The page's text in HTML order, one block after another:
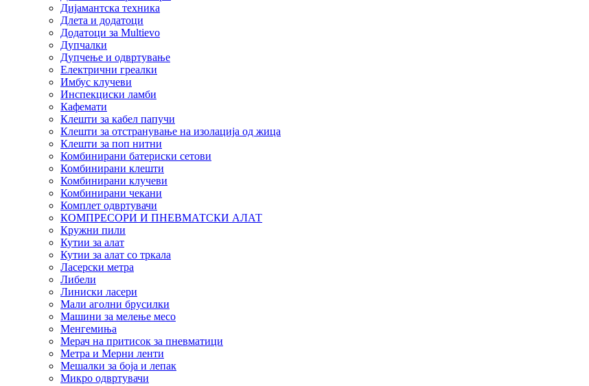
Дијамантска техника
Длета и додатоци
Додатоци за Multievo
Дупчалки
Дупчење и одвртување
Електрични греалки
Имбус клучеви
Инспекциски ламби
Кафемати
Клешти за кабел папучи
Клешти за отстранување на изолација од жица
Клешти за поп нитни
Комбинирани батериски сетови
Комбинирани клешти
Комбинирани клучеви
Комбинирани чекани
Комплет одвртувачи
КОМПРЕСОРИ И ПНЕВМАТСКИ АЛАТ
Кружни пили
Кутии за алат
Кутии за алат со тркала
Ласерски метра
Либели
Линиски ласери
Мали аголни брусилки
Машини за мелење месо
Менгемиња
Мерач на притисок за пневматици
Метра и Мерни ленти
Мешалки за боја и лепак
Микро одвртувачи